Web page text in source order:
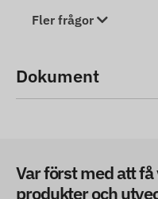
Fler frågor
Dokument
Var först med att
produkter och